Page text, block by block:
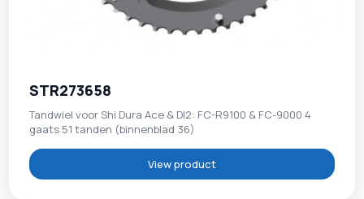
STR273658
Tandwiel voor Shi Dura Ace & DI2: FC-R9100 & FC-9000 4
gaats 51 tanden (binnenblad 36)
View product